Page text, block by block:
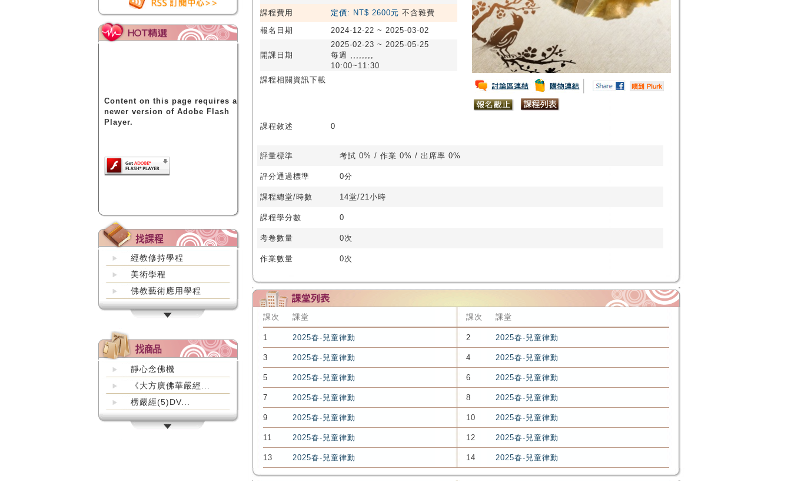
Content on this page requires a
newer version of Adobe Flash
Player.
經教修持學程
美術學程
佛教藝術應用學程
靜心念佛機
《大方廣佛華嚴經...
楞嚴經(5)DV...
課程費用
定價: NT$ 2600元 不含雜費
報名日期
2024-12-22 ~ 2025-03-02
開課日期
2025-02-23 ~ 2025-05-25
每週 ,,,,,,,,
10:00~11:30
課程相關資訊下載
課程敘述 0
評量標準 考試 0% / 作業 0% / 出席率 0%
評分通過標準 0分
課程總堂/時數 14堂/21小時
課程學分數 0
考卷數量 0次
作業數量 0次
課次 課堂 課次 課堂
1 2025春-兒童律動 2 2025春-兒童律動
3 2025春-兒童律動 4 2025春-兒童律動
5 2025春-兒童律動 6 2025春-兒童律動
7 2025春-兒童律動 8 2025春-兒童律動
9 2025春-兒童律動 10 2025春-兒童律動
11 2025春-兒童律動 12 2025春-兒童律動
13 2025春-兒童律動 14 2025春-兒童律動